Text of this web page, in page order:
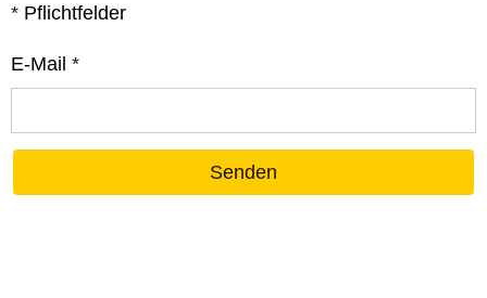
* Pflichtfelder
E-Mail *
Senden